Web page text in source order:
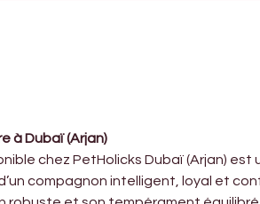
à Dubaï (Arjan)
chez PetHolicks Dubaï (Arjan)
compagnon intelligent, loyal et